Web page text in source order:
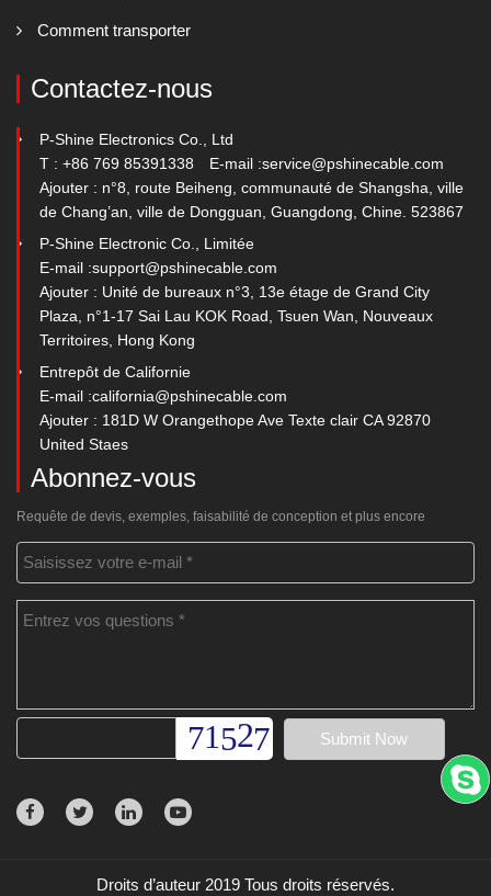
Comment transporter
Contactez-nous
P-Shine Electronics Co., Ltd
T : +86 769 85391338
E-mail :service@pshinecable.com
Ajouter : n°8, route Beiheng, communauté de Shangsha, ville
de Chang’an, ville de Dongguan, Guangdong, Chine. 523867
P-Shine Electronic Co., Limitée
E-mail :support@pshinecable.com
Ajouter : Unité de bureaux n°3, 13e étage de Grand City
Plaza, n°1-17 Sai Lau KOK Road, Tsuen Wan, Nouveaux
Territoires, Hong Kong
Entrepôt de Californie
E-mail :california@pshinecable.com
Ajouter : 181D W Orangethope Ave Texte clair CA 92870
United Staes
Abonnez-vous
Requête de devis, exemples, faisabilité de conception et plus encore
Droits d’auteur 2019 Tous droits réservés.